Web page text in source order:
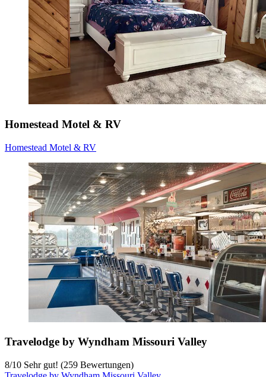
Homestead Motel & RV
Homestead Motel & RV
Travelodge by Wyndham Missouri Valley
8/10 Sehr gut! (259 Bewertungen)